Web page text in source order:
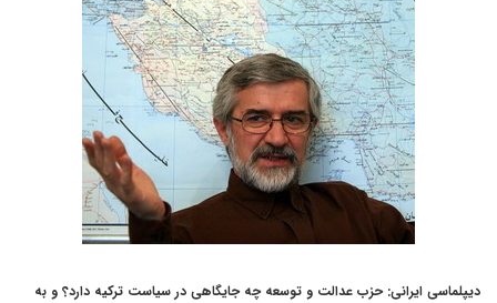
دیپلماسی ایرانی: حزب عدالت و توسعه چه جایگاهی در سیاست ترکیه دارد؟ و به